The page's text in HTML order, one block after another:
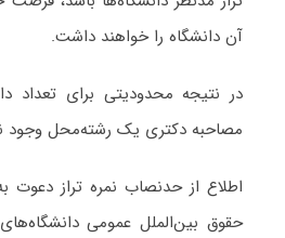
آن دانشگاه را خواهند داشت.
در نتیجه محدودیتی برای تعداد
مصاحبه دکتری یک رشته‌محل وجود
اطلاع از حدنصاب نمره تراز دعوت
حقوق بین‌الملل عمومی